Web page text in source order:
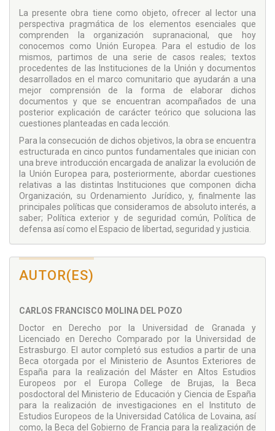
La presente obra tiene como objeto, ofrecer al lector una
perspectiva pragmática de los elementos esenciales que
comprenden la organización supranacional, que hoy
conocemos como Unión Europea. Para el estudio de los
mismos, partimos de una serie de casos reales; textos
procedentes de las Instituciones de la Unión y documentos
desarrollados en el marco comunitario que ayudarán a una
mejor comprensión de la forma de elaborar dichos
documentos y que se encuentran acompañados de una
posterior explicación de carácter teórico que soluciona las
cuestiones planteadas en cada lección.
Para la consecución de dichos objetivos, la obra se encuentra
estructurada en cinco puntos fundamentales que inician con
una breve introducción encargada de analizar la evolución de
la Unión Europea para, posteriormente, abordar cuestiones
relativas a las distintas Instituciones que componen dicha
Organización, su Ordenamiento Jurídico, y, finalmente las
principales políticas que consideramos de absoluto interés, a
saber; Política exterior y de seguridad común, Política de
defensa así como el Espacio de libertad, seguridad y justicia.
AUTOR(ES)
CARLOS FRANCISCO MOLINA DEL POZO
Doctor en Derecho por la Universidad de Granada y
Licenciado en Derecho Comparado por la Universidad de
Estrasburgo. El autor completó sus estudios a partir de una
Beca otorgada por el Ministerio de Asuntos Exteriores de
España para la realización del Máster en Altos Estudios
Europeos por el Europa College de Brujas, la Beca
posdoctoral del Ministerio de Educación y Ciencia de España
para la realización de investigaciones en el Instituto de
Estudios Europeos de la Universidad Católica de Lovaina, así
como, la Beca del Gobierno de Francia para la realización de